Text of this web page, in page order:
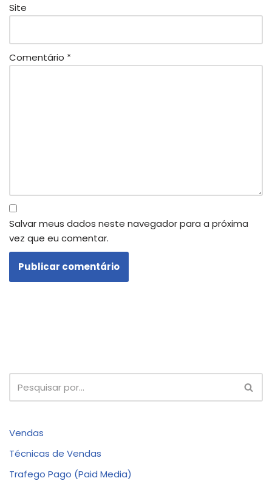
Site
Comentário *
Salvar meus dados neste navegador para a próxima
vez que eu comentar.
Vendas
Técnicas de Vendas
Trafego Pago (Paid Media)